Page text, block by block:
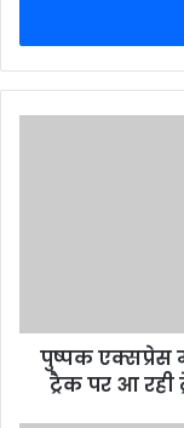
r
y
d
पुष्पक
ट्रैक पर आ